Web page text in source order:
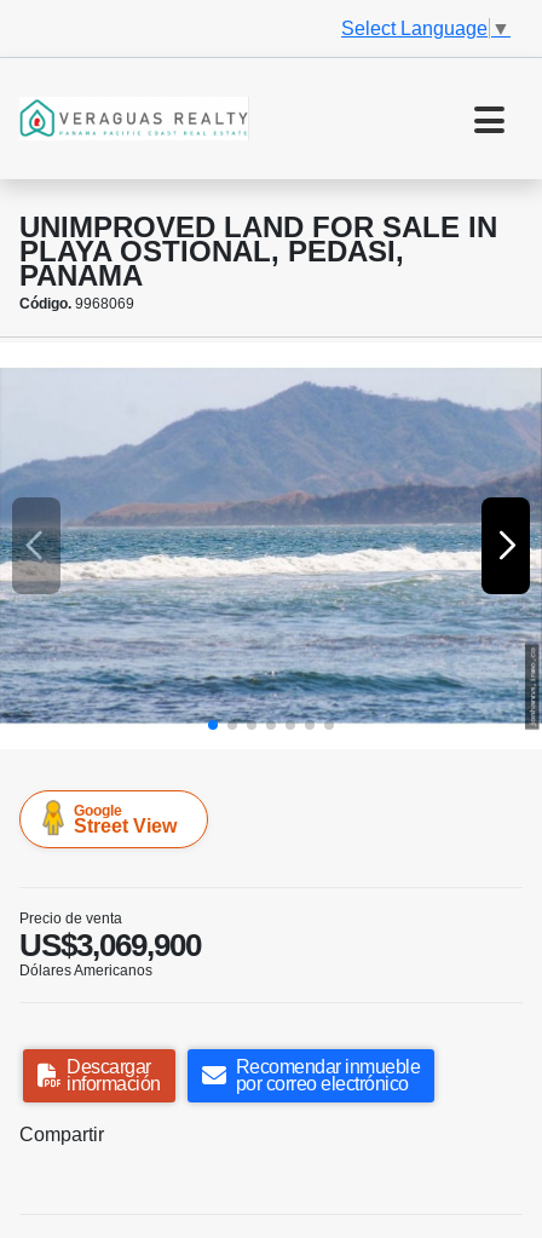
Select Language ▼
UNIMPROVED LAND FOR SALE IN
PLAYA OSTIONAL, PEDASI,
PANAMA
Código. 9968069
Google
Street View
Precio de venta
US$3,069,900
Dólares Americanos
Descargar
información
Recomendar inmueble
por correo electrónico
Compartir